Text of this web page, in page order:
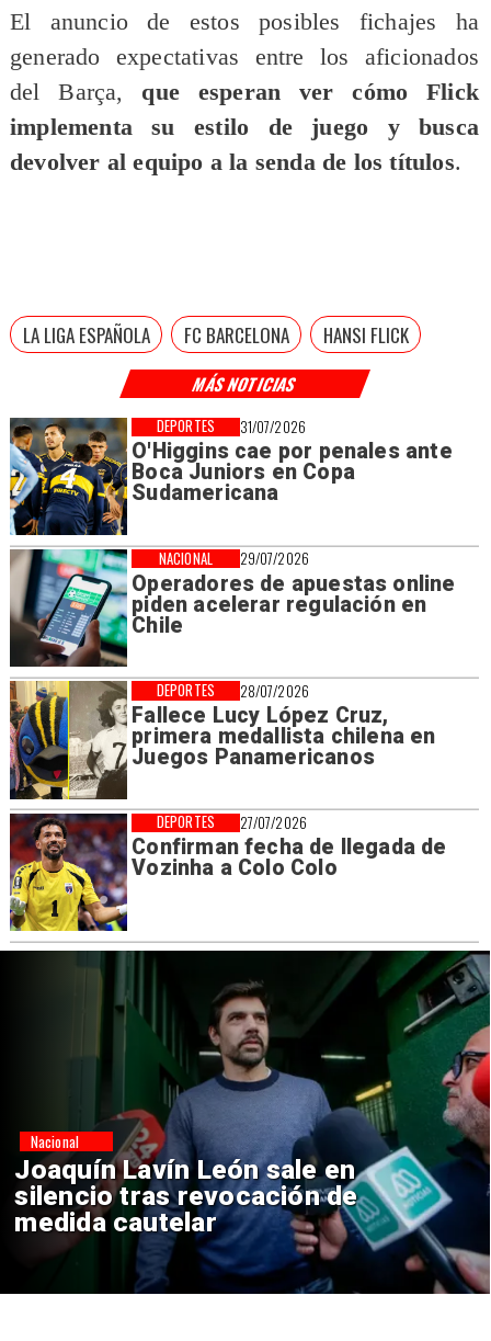
MÁS NOTICIAS
31/07/2026
O'Higgins cae por penales ante
Boca Juniors en Copa
Sudamericana
DEPORTES
29/07/2026
Operadores de apuestas online
piden acelerar regulación en
Chile
NACIONAL
28/07/2026
Fallece Lucy López Cruz,
primera medallista chilena en
Juegos Panamericanos
DEPORTES
27/07/2026
Confirman fecha de llegada de
Vozinha a Colo Colo
DEPORTES
El anuncio de estos posibles fichajes ha
generado expectativas entre los aficionados
del Barça,
que esperan ver cómo Flick
implementa su estilo de juego y busca
devolver al equipo a la senda de los títulos.
LA LIGA ESPAÑOLA FC BARCELONA HANSI FLICK
Chile y Venezuela formalizan
reinicio de relaciones
consulares
Nacional